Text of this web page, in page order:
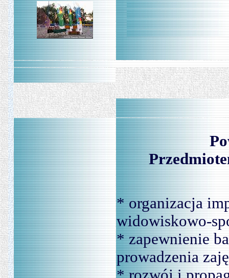
* organizacja
widowiskowo-
* zapewnienie
prowadzenia